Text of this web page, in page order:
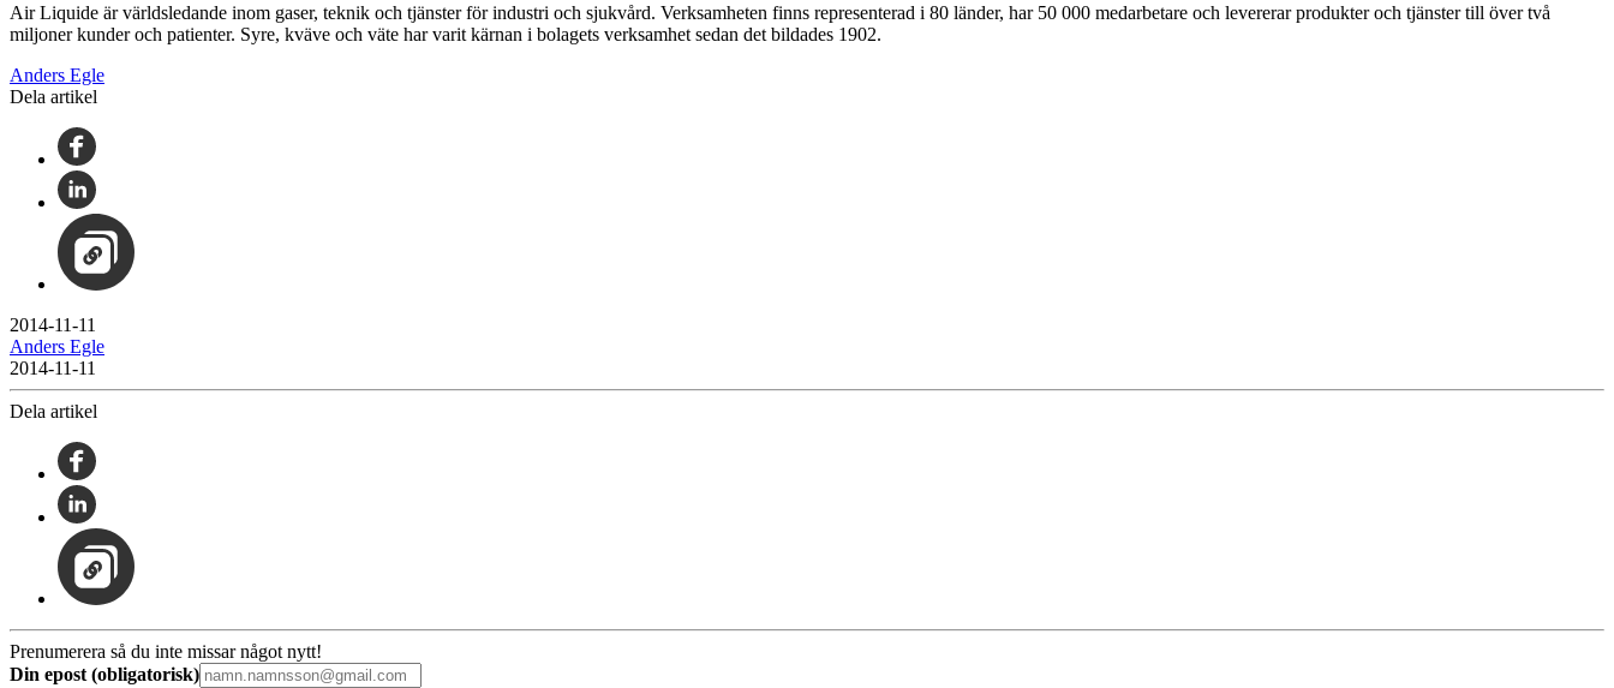
Air Liquide är världsledande inom gaser, teknik och tjänster för industri och sjukvård. Verksamheten finns representerad i 80 länder, har 50 000 medarbetare och levererar produkter och tjänster till över två
miljoner kunder och patienter. Syre, kväve och väte har varit kärnan i bolagets verksamhet sedan det bildades 1902.
Anders Egle
Dela artikel
2014-11-11
Anders Egle
2014-11-11
Dela artikel
Prenumerera så du inte missar något nytt!
Din epost (obligatorisk)